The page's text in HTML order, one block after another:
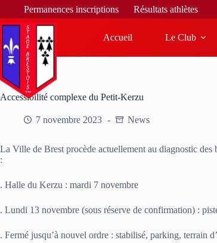
Permanences inscriptions Résultats athlètes
Accueil Le Club
Accessibilité complexe du Petit-Kerzu
7 novembre 2023 News
La Ville de Brest procède actuellement au diagnostic
:
. Halle du Kerzu : mardi 7 novembre
. Lundi 13 novembre (sous réserve de confirmation) :
. Fermé jusqu’à nouvel ordre : stabilisé, parking, terrain